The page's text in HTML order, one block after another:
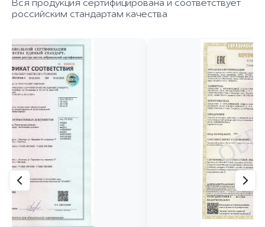
Вся продукция сертифицирована и соответствует
российским стандартам качества